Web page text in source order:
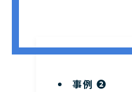
事例 ❷